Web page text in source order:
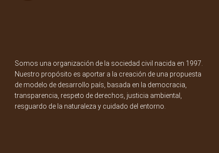
Somos una organización de la sociedad civil nacida en 1997.
Nuestro propósito es aportar a la creación de una propuesta
de modelo de desarrollo país, basada en la democracia,
transparencia, respeto de derechos, justicia ambiental,
resguardo de la naturaleza y cuidado del entorno.